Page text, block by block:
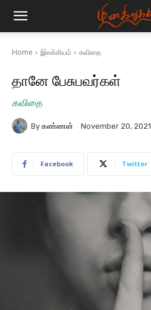
Home இலக்கியம் கவிதை
தானே பேசுபவர்கள்
கவிதை
By கண்ணன் November 20, 2021
Facebook Twitter